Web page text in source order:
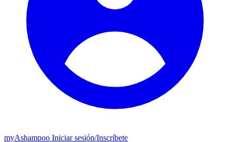
myAshampoo Iniciar sesión/Inscríbete